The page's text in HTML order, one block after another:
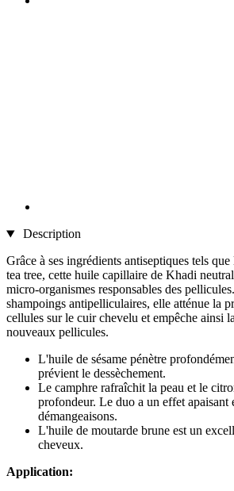
Description
Grâce à ses ingrédients antiseptiques tels
tea tree, cette huile capillaire de Khadi
micro-organismes responsables des
shampoings antipelliculaires, elle atténue la
cellules sur le cuir chevelu et empêche ainsi
nouveaux pellicules.
L'huile de sésame pénètre
prévient le dessèchement.
Le camphre rafraîchit la peau et le
profondeur. Le duo a un effet apaisant
démangeaisons.
L'huile de moutarde brune est un
cheveux.
Application: